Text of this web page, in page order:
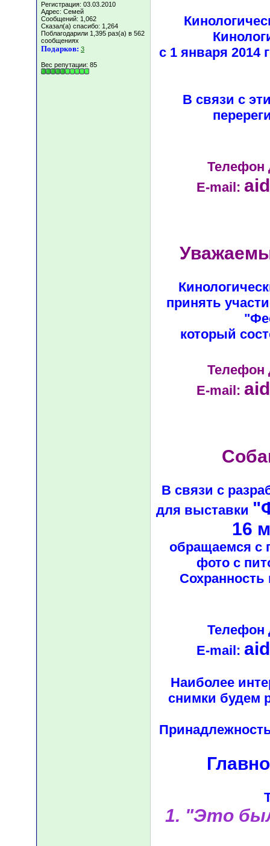
Регистрация: 03.03.2010
Адрес: Семей
Сообщений: 1,062
Сказал(а) спасибо: 1,264
Поблагодарили 1,395 раз(а) в 562
сообщениях
Подарков: 3
Вес репутации: 85
с 1 января 2014
В связи с
Телефон
E-mail:
принять
который
Телефон
E-mail:
В связи с
для выставки
16
обращаемся с
фото с
Телефон
E-mail:
Наиболее
снимки будем
1. "Это